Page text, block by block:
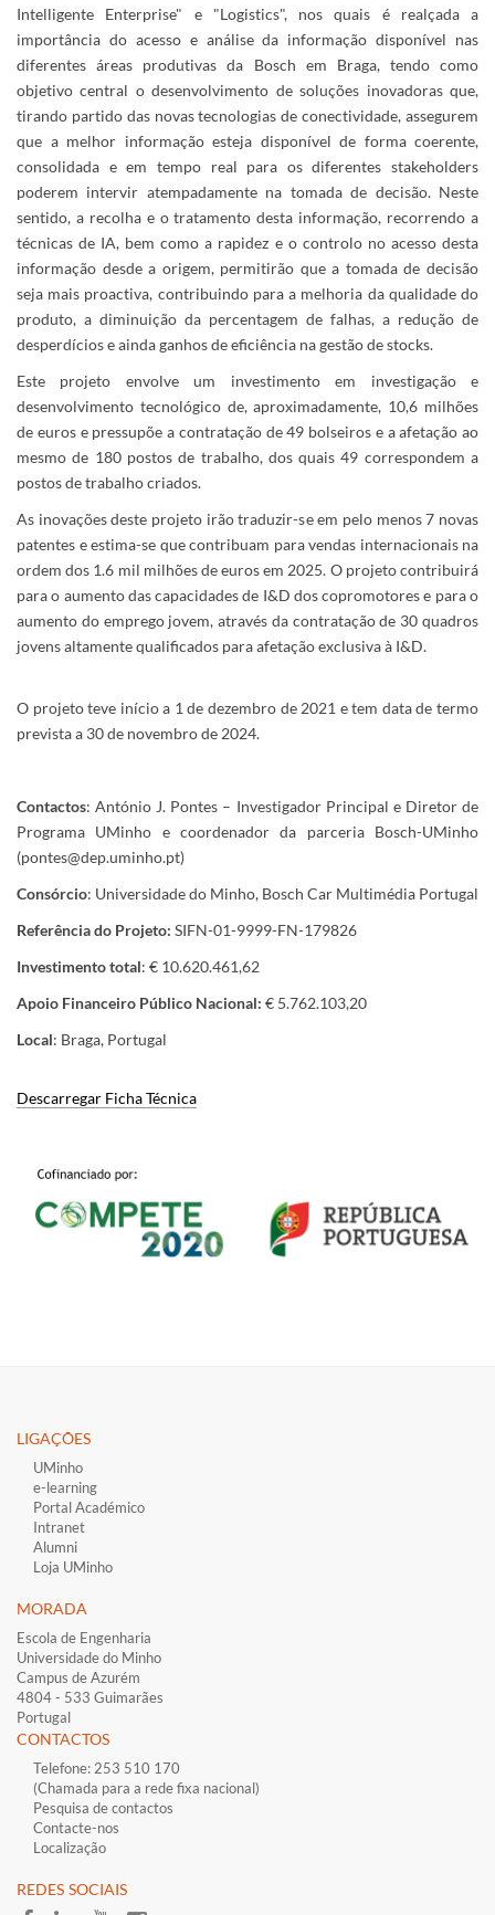
Intelligente Enterprise" e "Logistics", nos quais é realçada a
importância do acesso e análise da informação disponível nas
diferentes áreas produtivas da Bosch em Braga, tendo como
objetivo central o desenvolvimento de soluções inovadoras que,
tirando partido das novas tecnologias de conectividade, assegurem
que a melhor informação esteja disponível de forma coerente,
consolidada e em tempo real para os diferentes stakeholders
poderem intervir atempadamente na tomada de decisão. Neste
sentido, a recolha e o tratamento desta informação, recorrendo a
técnicas de IA, bem como a rapidez e o controlo no acesso desta
informação desde a origem, permitirão que a tomada de decisão
seja mais proactiva, contribuindo para a melhoria da qualidade do
produto, a diminuição da percentagem de falhas, a redução de
desperdícios e ainda ganhos de eficiência na gestão de stocks.
Este projeto envolve um investimento em investigação e
desenvolvimento tecnológico de, aproximadamente, 10,6 milhões
de euros e pressupõe a contratação de 49 bolseiros e a afetação ao
mesmo de 180 postos de trabalho, dos quais 49 correspondem a
postos de trabalho criados.
As inovações deste projeto irão traduzir-se em pelo menos 7 novas
patentes e estima-se que contribuam para vendas internacionais na
ordem dos 1.6 mil milhões de euros em 2025. O projeto contribuirá
para o aumento das capacidades de I&D dos copromotores e para o
aumento do emprego jovem, através da contratação de 30 quadros
jovens altamente qualificados para afetação exclusiva à I&D.
O projeto teve início a 1 de dezembro de 2021 e tem data de termo
prevista a 30 de novembro de 2024.
Contactos: António J. Pontes – Investigador Principal e Diretor de
Programa UMinho e coordenador da parceria Bosch-UMinho
(pontes@dep.uminho.pt)
Consórcio: Universidade do Minho, Bosch Car Multimédia Portugal
Referência do Projeto: SIFN-01-9999-FN-179826
Investimento total: € 10.620.461,62
Apoio Financeiro Público Nacional: € 5.762.103,20
Local: Braga, Portugal
Descarregar Ficha Técnica
LIGAÇÕES​
UMinho
e-learning
Portal Académico
Intranet
Alumni
Loja UMinho
MORADA
Escola de Engenharia
Universidade do Minho
Campus de Azurém
4804 - 533 Guimarães
Portugal
CONTACTOS
Telefone: 253 510 170
(Chamada para a rede fixa nacional)
Pesquisa de contactos
Contacte-nos
Localização
​REDES SOCIAI​S